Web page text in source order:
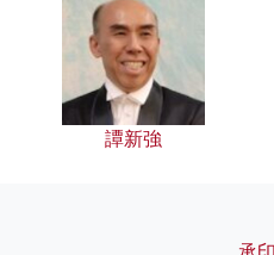
譚新強